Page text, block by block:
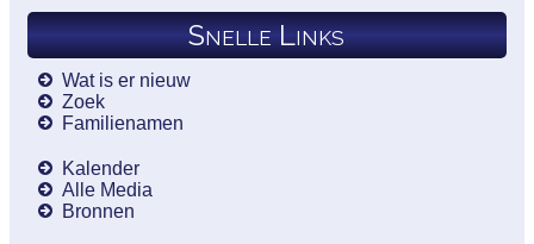
Snelle Links
Wat is er nieuw
Zoek
Familienamen
Kalender
Alle Media
Bronnen